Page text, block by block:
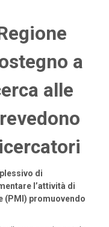
a
alle
di
l’attività di
(PMI) promuovendo